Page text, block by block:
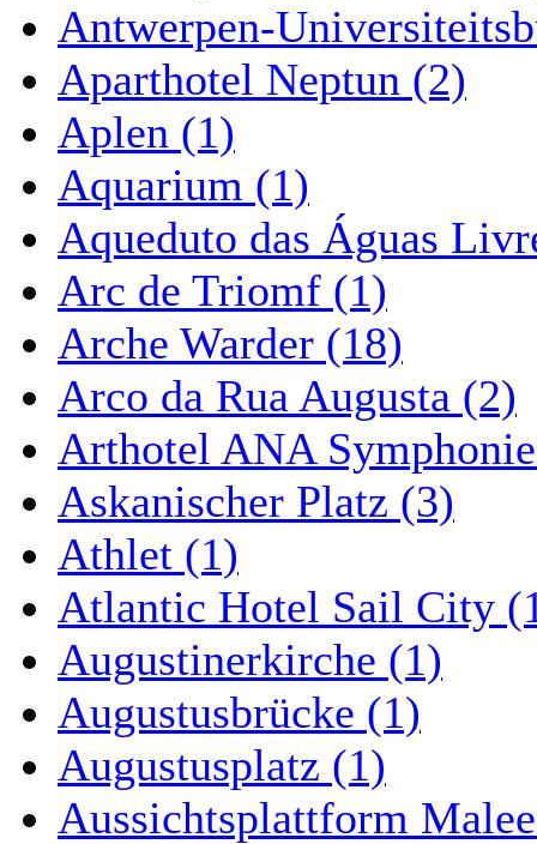
Antwerpen-
Aparthotel Neptun (2)
Aplen (1)
Aquarium (1)
Aqueduto das Águas
Arc de Triomf (1)
Arche Warder (18)
Arco da Rua Augusta (2)
Arthotel ANA
Askanischer Platz (3)
Athlet (1)
Atlantic Hotel Sail City
Augustinerkirche (1)
Augustusbrücke (1)
Augustusplatz (1)
Aussichtsplattform